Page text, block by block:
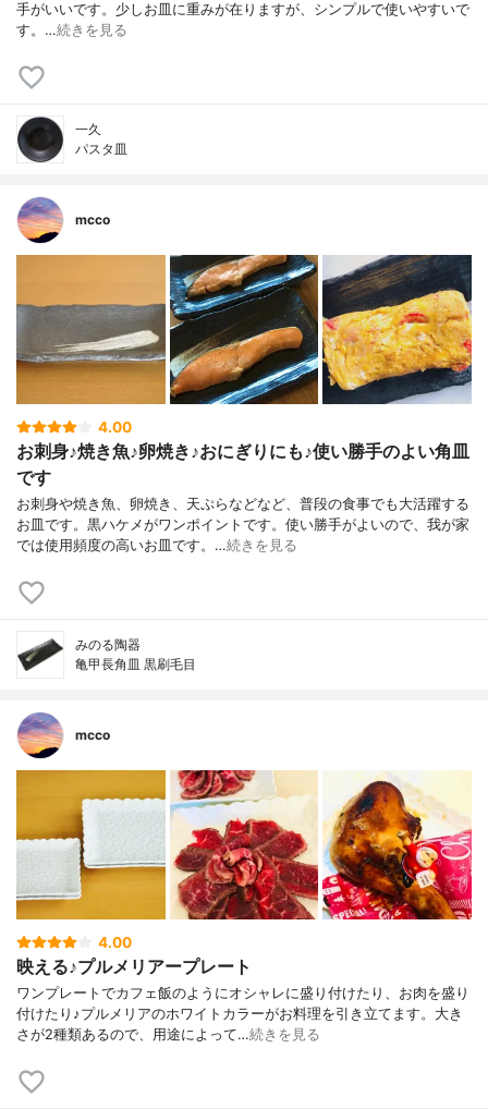
手がいいです。少しお皿に重みが在りますが、シンプルで使いやすいで
す。…続きを見る
一久
パスタ皿
mcco
4.00
お刺身♪焼き魚♪卵焼き♪おにぎりにも♪使い勝手のよい角皿
です
お刺身や焼き魚、卵焼き、天ぷらなどなど、普段の食事でも大活躍する
お皿です。黒ハケメがワンポイントです。使い勝手がよいので、我が家
では使用頻度の高いお皿です。…続きを見る
みのる陶器
亀甲長角皿 黒刷毛目
mcco
4.00
映える♪プルメリアープレート
ワンプレートでカフェ飯のようにオシャレに盛り付けたり、お肉を盛り
付けたり♪プルメリアのホワイトカラーがお料理を引き立てます。大き
さが2種類あるので、用途によって…続きを見る